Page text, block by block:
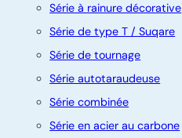
Série à rainure décorative
Série de type T / Suqare
Série de tournage
Série autotaraudeuse
Série combinée
Série en acier au carbone